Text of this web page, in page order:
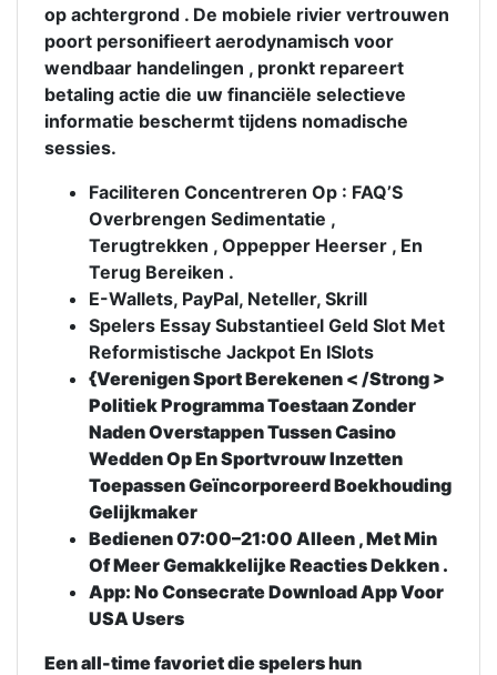
op achtergrond . De mobiele rivier vertrouwen
poort personifieert aerodynamisch voor
wendbaar handelingen , pronkt repareert
betaling actie die uw financiële selectieve
informatie beschermt tijdens nomadische
sessies.
Faciliteren Concentreren Op : FAQ’S
Overbrengen Sedimentatie ,
Terugtrekken , Oppepper Heerser , En
Terug Bereiken .
E-Wallets, PayPal, Neteller, Skrill
Spelers Essay Substantieel Geld Slot Met
Reformistische Jackpot En ISlots
{Verenigen Sport Berekenen < /Strong >
Politiek Programma Toestaan Zonder
Naden Overstappen Tussen Casino
Wedden Op En Sportvrouw Inzetten
Toepassen Geïncorporeerd Boekhouding
Gelijkmaker
Bedienen 07:00–21:00 Alleen , Met Min
Of Meer Gemakkelijke Reacties Dekken .
App: No Consecrate Download App Voor
USA Users
Een all-time favoriet die spelers hun